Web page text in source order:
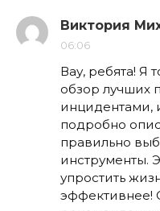
Виктория
06:06
Вау, ребята! Я
обзор лучших
инцидентами,
подробно
правильно
инструменты.
упростить
эффективнее!